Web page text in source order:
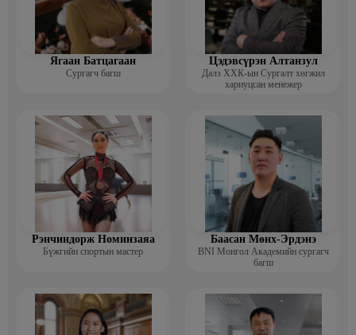
Ягаан Батцагаан
Сургагч багш
Цэдэвсүрэн Алтанзул
Далз ХХК-ын Сургалт хөгжил
хариуцсан менежер
Рэнчиндорж Номинзаяа
Бүжгийн спортын мастер
Баасан Мөнх-Эрдэнэ
BNI Монгол Академийн сургагч
багш